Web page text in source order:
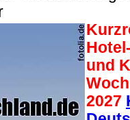
und
2027